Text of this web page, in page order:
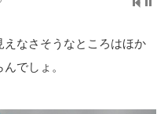
なさそうなところはほか
でしょ。